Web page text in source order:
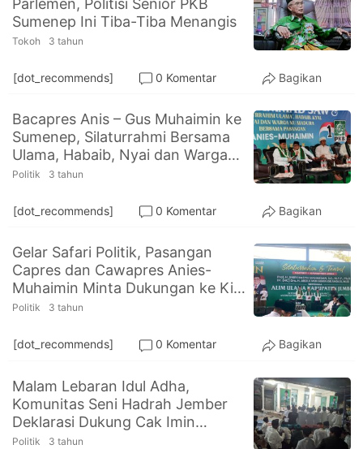
PT.
Balqis
Cyber
Media
Parlemen, Politisi Senior PKB
Sumenep Ini Tiba-Tiba Menangis
Tokoh 3 tahun
[dot_recommends] 0 Komentar Bagikan
Bacapres Anis – Gus Muhaimin ke
Sumenep, Silaturrahmi Bersama
Ulama, Habaib, Nyai dan Warga
NU Madura
Politik 3 tahun
[dot_recommends] 0 Komentar Bagikan
Gelar Safari Politik, Pasangan
Capres dan Cawapres Anies-
Muhaimin Minta Dukungan ke Kiai
se Kabupaten Jember
Politik 3 tahun
[dot_recommends] 0 Komentar Bagikan
Malam Lebaran Idul Adha,
Komunitas Seni Hadrah Jember
Deklarasi Dukung Cak Imin
Capres 2024
Politik 3 tahun